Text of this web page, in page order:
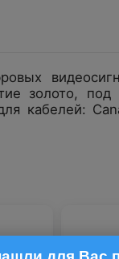
золото,
кабелей: